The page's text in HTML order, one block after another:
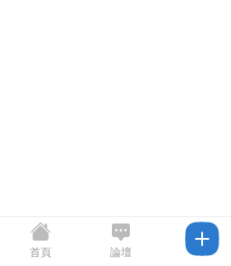
首頁 論壇